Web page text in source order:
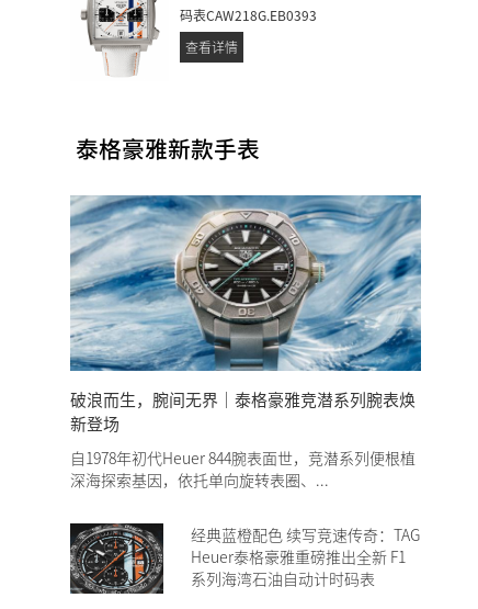
码表CAW218G.EB0393
查看详情
泰格豪雅新款手表
破浪而生，腕间无界｜泰格豪雅竞潜系列腕表焕
新登场
自1978年初代Heuer 844腕表面世，竞潜系列便根植
深海探索基因，依托单向旋转表圈、...
经典蓝橙配色 续写竞速传奇：TAG
Heuer泰格豪雅重磅推出全新 F1
系列海湾石油自动计时码表